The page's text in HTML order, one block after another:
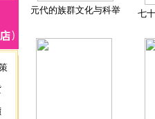
元代的族群文化与科举 七